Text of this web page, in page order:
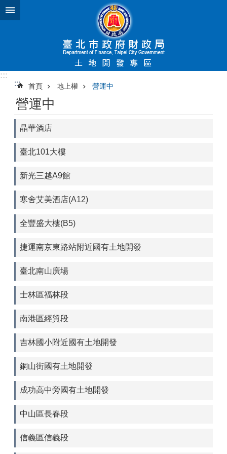
跳到主要內容區塊
:::
:::
首頁 地上權 營運中
營運中
晶華酒店
臺北101大樓
新光三越A9館
寒舍艾美酒店(A12)
全豐盛大樓(B5)
捷運南京東路站附近國有土地開發
臺北南山廣場
士林區福林段
南港區經貿段
吉林國小附近國有土地開發
銅山街國有土地開發
成功高中旁國有土地開發
中山區長春段
信義區信義段